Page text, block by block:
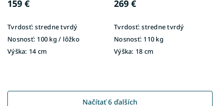
159 €
Tvrdosť: stredne tvrdý
Nosnosť: 100 kg / lôžko
Výška: 14 cm
269 €
Tvrdosť: stredne tvrdý
Nosnosť: 110 kg
Výška: 18 cm
Načítať 6 ďalších